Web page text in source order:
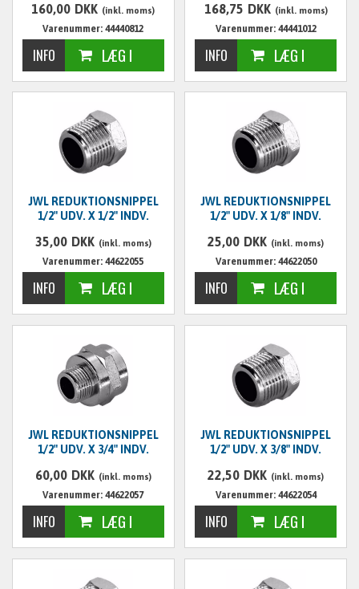
160,00 DKK (inkl. moms)
Varenummer: 44440812
168,75 DKK (inkl. moms)
Varenummer: 44441012
JWL REDUKTIONSNIPPEL
1/2" UDV. X 1/2" INDV.
35,00 DKK (inkl. moms)
Varenummer: 44622055
JWL REDUKTIONSNIPPEL
1/2" UDV. X 1/8" INDV.
25,00 DKK (inkl. moms)
Varenummer: 44622050
JWL REDUKTIONSNIPPEL
1/2" UDV. X 3/4" INDV.
60,00 DKK (inkl. moms)
Varenummer: 44622057
JWL REDUKTIONSNIPPEL
1/2" UDV. X 3/8" INDV.
22,50 DKK (inkl. moms)
Varenummer: 44622054